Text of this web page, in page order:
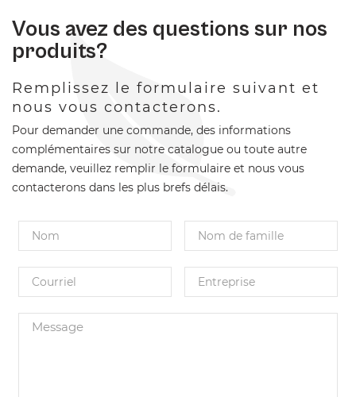
Vous avez des questions sur nos
produits?
Remplissez le formulaire suivant et
nous vous contacterons.
Pour demander une commande, des informations
complémentaires sur notre catalogue ou toute autre
demande, veuillez remplir le formulaire et nous vous
contacterons dans les plus brefs délais.